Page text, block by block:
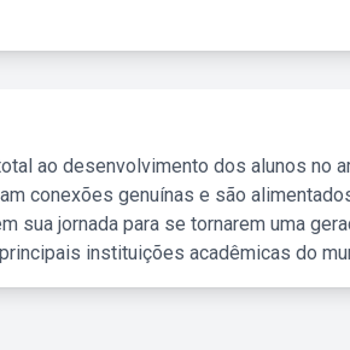
ao desenvolvimento dos alunos no
conexões genuínas e são
sua jornada para se tornarem uma
instituições acadêmicas do